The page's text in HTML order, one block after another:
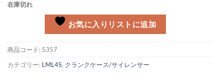
在庫切れ
お気に入りリストに追加
商品コード: 5357
カテゴリー: LML4S, クランクケース/サイレンサー